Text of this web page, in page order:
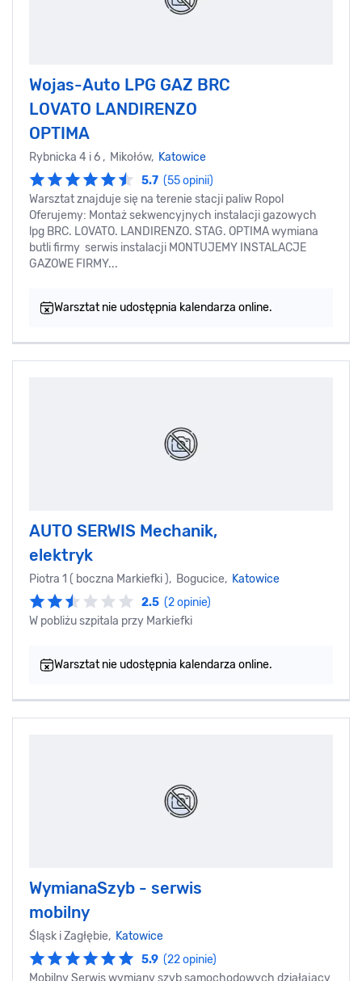
Wojas-Auto LPG GAZ BRC
LOVATO LANDIRENZO
OPTIMA
Rybnicka 4 i 6 , Mikołów, Katowice
5.7 (55 opinii)
Warsztat znajduje się na terenie stacji paliw Ropol
Oferujemy: Montaż sekwencyjnych instalacji gazowych
lpg BRC. LOVATO. LANDIRENZO. STAG. OPTIMA wymiana
butli firmy serwis instalacji MONTUJEMY INSTALACJE
GAZOWE FIRMY...
Warsztat nie udostępnia kalendarza online.
AUTO SERWIS Mechanik,
elektryk
Piotra 1 ( boczna Markiefki ), Bogucice, Katowice
2.5 (2 opinie)
W pobliżu szpitala przy Markiefki
Warsztat nie udostępnia kalendarza online.
WymianaSzyb - serwis
mobilny
Śląsk i Zagłębie, Katowice
5.9 (22 opinie)
Mobilny Serwis wymiany szyb samochodowych działający